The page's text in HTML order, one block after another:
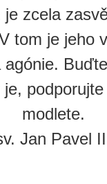
zcela
tom je jeho
modlete.
Jan Pavel